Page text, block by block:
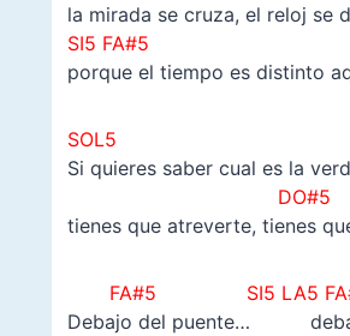
la mirada se cruza, el reloj se
SI5 FA#5
porque el tiempo es distinto
SOL5
Si quieres saber cual es la
DO#5
tienes que atreverte, tienes
FA#5 SI5 LA5
Debajo del puente…